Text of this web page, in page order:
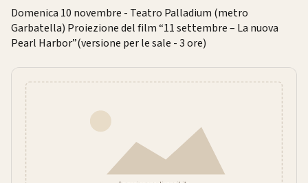
Domenica 10 novembre - Teatro Palladium (metro
Garbatella) Proiezione del film “11 settembre – La nuova
Pearl Harbor”(versione per le sale - 3 ore)